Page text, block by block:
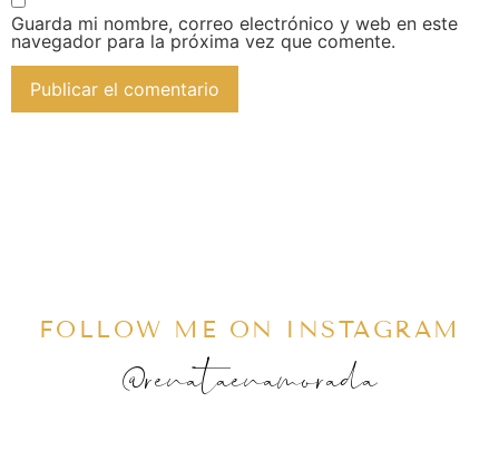
Guarda mi nombre, correo electrónico y web en este
navegador para la próxima vez que comente.
FOLLOW ME ON INSTAGRAM
@renataenamorada